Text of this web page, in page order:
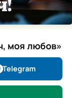
моя любов»
Telegram